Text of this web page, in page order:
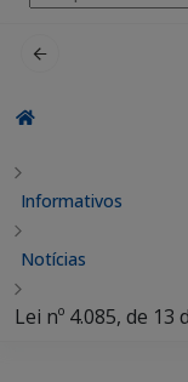
por:
Informativos
Notícias
Lei nº 4.085, de